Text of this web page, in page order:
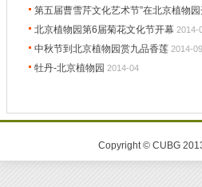
第五届曹雪芹文化艺术节”在北京植物
北京植物园第6届菊花文化节开幕 2014-
中秋节到北京植物园赏九品香莲 2014-09
牡丹-北京植物园 2014-04
Copyright © CUBG